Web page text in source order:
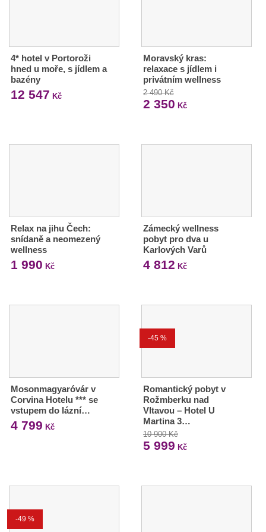
4* hotel v Portoroži
hned u moře, s jídlem a
bazény
12 547 Kč
Moravský kras:
relaxace s jídlem i
privátním wellness
2 490 Kč
2 350 Kč
Relax na jihu Čech:
snídaně a neomezený
wellness
1 990 Kč
Zámecký wellness
pobyt pro dva u
Karlových Varů
4 812 Kč
Mosonmagyaróvár v
Corvina Hotelu *** se
vstupem do lázní…
4 799 Kč
-45 %
Romantický pobyt v
Rožmberku nad
Vltavou – Hotel U
Martina 3…
10 900 Kč
5 999 Kč
-49 %